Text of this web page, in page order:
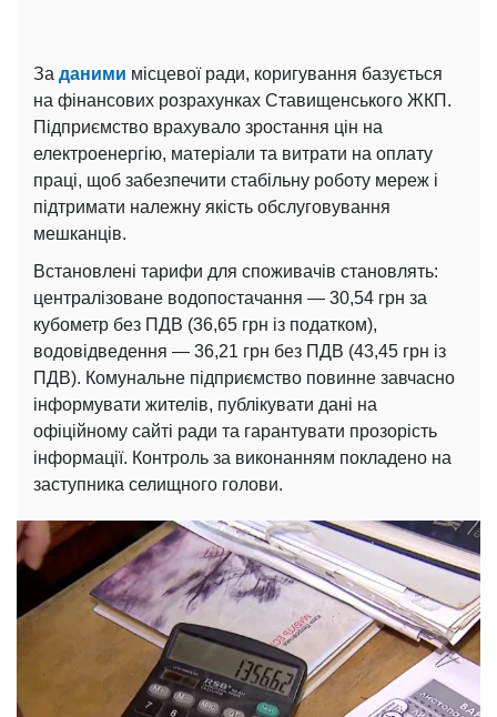
За даними місцевої ради, коригування базується
на фінансових розрахунках Ставищенського ЖКП.
Підприємство врахувало зростання цін на
електроенергію, матеріали та витрати на оплату
праці, щоб забезпечити стабільну роботу мереж і
підтримати належну якість обслуговування
мешканців.
Встановлені тарифи для споживачів становлять:
централізоване водопостачання — 30,54 грн за
кубометр без ПДВ (36,65 грн із податком),
водовідведення — 36,21 грн без ПДВ (43,45 грн із
ПДВ). Комунальне підприємство повинне завчасно
інформувати жителів, публікувати дані на
офіційному сайті ради та гарантувати прозорість
інформації. Контроль за виконанням покладено на
заступника селищного голови.